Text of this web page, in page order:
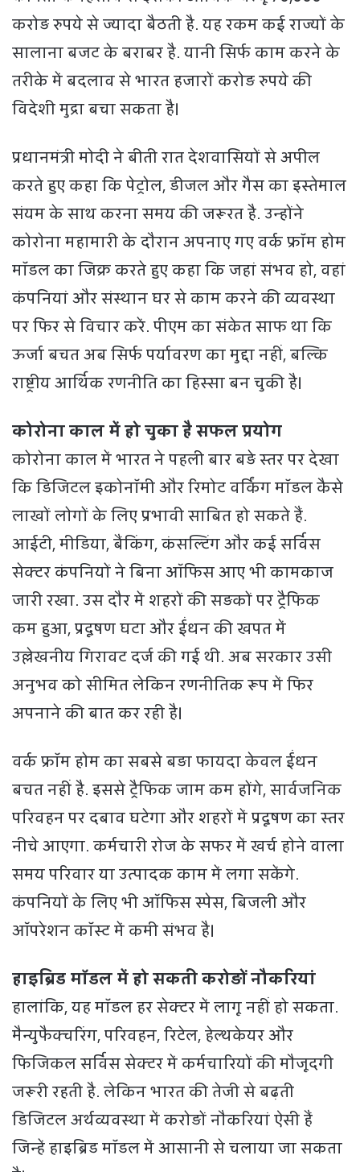
करोड़ रुपये से ज्यादा बैठती है. यह रकम कई राज्यों के
सालाना बजट के बराबर है. यानी सिर्फ काम करने के
तरीके में बदलाव से भारत हजारों करोड़ रुपये की
विदेशी मुद्रा बचा सकता है।
प्रधानमंत्री मोदी ने बीती रात देशवासियों से अपील
करते हुए कहा कि पेट्रोल, डीजल और गैस का इस्तेमाल
संयम के साथ करना समय की जरूरत है. उन्होंने
कोरोना महामारी के दौरान अपनाए गए वर्क फ्रॉम होम
मॉडल का जिक्र करते हुए कहा कि जहां संभव हो, वहां
कंपनियां और संस्थान घर से काम करने की व्यवस्था
पर फिर से विचार करें. पीएम का संकेत साफ था कि
ऊर्जा बचत अब सिर्फ पर्यावरण का मुद्दा नहीं, बल्कि
राष्ट्रीय आर्थिक रणनीति का हिस्सा बन चुकी है।
कोरोना काल में हो चुका है सफल प्रयोग
कोरोना काल में भारत ने पहली बार बड़े स्तर पर देखा
कि डिजिटल इकोनॉमी और रिमोट वर्किंग मॉडल कैसे
लाखों लोगों के लिए प्रभावी साबित हो सकते हैं.
आईटी, मीडिया, बैंकिंग, कंसल्टिंग और कई सर्विस
सेक्टर कंपनियों ने बिना ऑफिस आए भी कामकाज
जारी रखा. उस दौर में शहरों की सड़कों पर ट्रैफिक
कम हुआ, प्रदूषण घटा और ईंधन की खपत में
उल्लेखनीय गिरावट दर्ज की गई थी. अब सरकार उसी
अनुभव को सीमित लेकिन रणनीतिक रूप में फिर
अपनाने की बात कर रही है।
वर्क फ्रॉम होम का सबसे बड़ा फायदा केवल ईंधन
बचत नहीं है. इससे ट्रैफिक जाम कम होंगे, सार्वजनिक
परिवहन पर दबाव घटेगा और शहरों में प्रदूषण का स्तर
नीचे आएगा. कर्मचारी रोज के सफर में खर्च होने वाला
समय परिवार या उत्पादक काम में लगा सकेंगे.
कंपनियों के लिए भी ऑफिस स्पेस, बिजली और
ऑपरेशन कॉस्ट में कमी संभव है।
हाइब्रिड मॉडल में हो सकती करोड़ों नौकरियां
हालांकि, यह मॉडल हर सेक्टर में लागू नहीं हो सकता.
मैन्युफैक्चरिंग, परिवहन, रिटेल, हेल्थकेयर और
फिजिकल सर्विस सेक्टर में कर्मचारियों की मौजूदगी
जरूरी रहती है. लेकिन भारत की तेजी से बढ़ती
डिजिटल अर्थव्यवस्था में करोड़ों नौकरियां ऐसी हैं
जिन्हें हाइब्रिड मॉडल में आसानी से चलाया जा सकता